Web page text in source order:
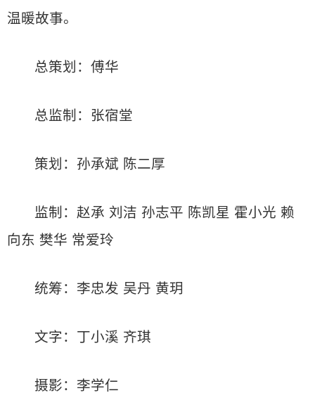
温暖故事。
总策划：傅华
总监制：张宿堂
策划：孙承斌 陈二厚
监制：赵承 刘洁 孙志平 陈凯星 霍小光 赖
向东 樊华 常爱玲
统筹：李忠发 吴丹 黄玥
文字：丁小溪 齐琪
摄影：李学仁